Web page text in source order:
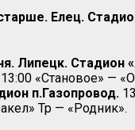
Елец.
Липецк. Стадион
13:00 «Становое» —
п.Газопровод.
Тр — «Родник».